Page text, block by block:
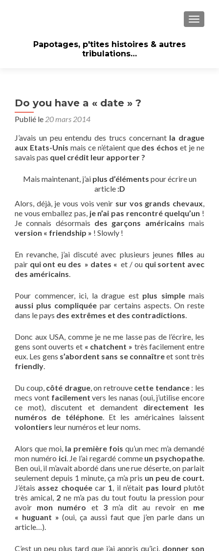
Papotages, p'tites histoires & autres
tribulations…
Do you have a « date » ?
Publié le 20 mars 2014
J’avais un peu entendu des trucs concernant la drague
aux Etats-Unis mais ce n’étaient que des échos et je ne
savais pas quel crédit leur apporter ?
Mais maintenant, j’ai plus d’éléments pour écrire un
article:D
Alors, déjà, je vous vois venir sur vos grands chevaux,
ne vous emballez pas, je n’ai pas rencontré quelqu’un !
Je connais désormais des garçons américains mais
version « friendship » ! Slowly !
En revanche, j’ai discuté avec plusieurs jeunesfilles au
pair qui ont eu des » dates « et / ou qui sortent avec
des américains.
Pour commencer, ici, la drague est plus simplemais
aussi plus compliquée par certains aspects. On reste
dans le pays des extrêmes et des contradictions.
Donc aux USA, comme je ne me lasse pas de l’écrire, les
gens sont ouverts et « chatchent » très facilement entre
eux. Les gens s’abordent sans se connaîtreet sont très
friendly.
Du coup, côté drague, on retrouvecette tendance: les
mecs vont facilement vers les nanas (oui, j’utilise encore
ce mot), discutent et demandent directement les
numéros de téléphone. Et les américaines laissent
volontiers leur numéros et leur noms.
Alors que moi, la première fois qu’un mec m’a demandé
mon numéro ici. Je l’ai regardé comme un psychopathe.
Ben oui, il m’avait abordé dans une rue déserte, on parlait
seulement depuis 1 minute, ça m’a pris un peu de court.
J’étais assez choquée car 1, il n’était pas lourd plutôt
très amical, 2 ne m’a pas du tout foutu la pression pour
avoir mon numéro et3m’a dit au revoir enme
« huguant »(oui, ça aussi faut que j’en parle dans un
article…).
C’est un peu plus tard que j’ai appris qu’ici, donner son